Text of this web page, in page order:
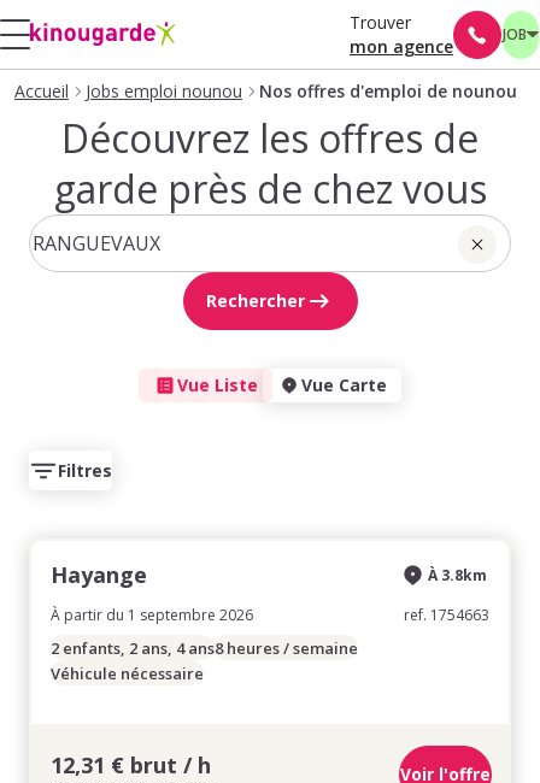
Trouver
mon agence
JOB
Accueil Jobs emploi nounou Nos offres d'emploi de nounou
Découvrez les offres de
garde près de chez vous
Rechercher
Vue Liste Vue Carte
Filtres
Hayange
À partir du 1 septembre 2026
À 3.8km
ref. 1754663
2 enfants, 2 ans, 4 ans8 heures / semaine
Véhicule nécessaire
12,31 € brut / h Voir l'offre